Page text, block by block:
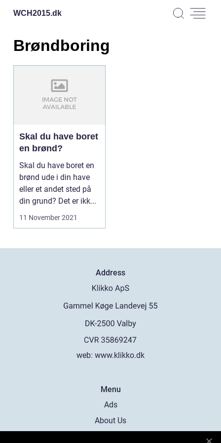
WCH2015.dk
Brøndboring
Skal du have boret
en brønd?
Skal du have boret en
brønd ude i din have
eller et andet sted på
din grund? Det er ikk...
11 November 2021
Address
web: www.klikko.dk
Menu
Ads
About Us